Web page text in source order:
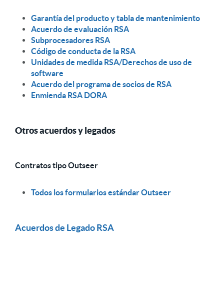
Garantía del producto y tabla de mantenimiento
Acuerdo de evaluación RSA
Subprocesadores RSA
Código de conducta de la RSA
Unidades de medida RSA/Derechos de uso de
software
Acuerdo del programa de socios de RSA
Enmienda RSA DORA
Otros acuerdos y legados
Contratos tipo Outseer
Todos los formularios estándar Outseer
Acuerdos de Legado RSA